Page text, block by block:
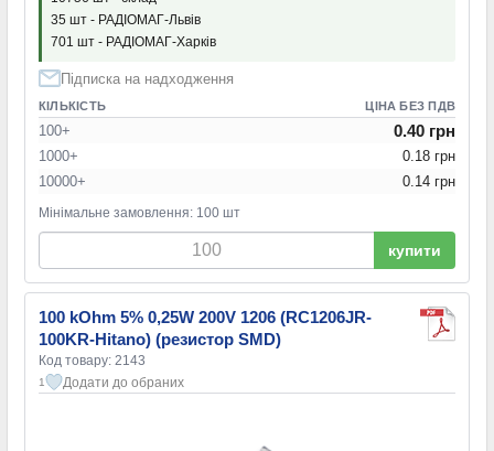
35 шт - РАДІОМАГ-Львів
701 шт - РАДІОМАГ-Харків
Підписка на надходження
КІЛЬКІСТЬ ЦІНА БЕЗ ПДВ
100+ 0.40 грн
1000+
0.18 грн
10000+
0.14 грн
Мінімальне замовлення: 100 шт
купити
100 kOhm 5% 0,25W 200V 1206 (RC1206JR-
100KR-Hitano) (резистор SMD)
Код товару: 2143
1 Додати до обраних